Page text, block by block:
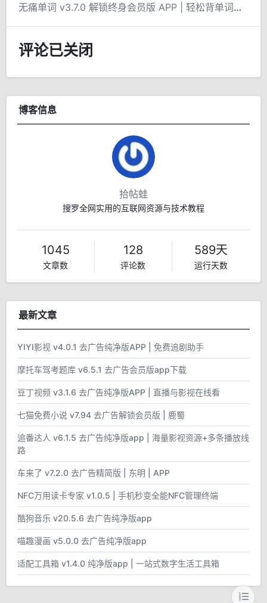
无痛单词 v3.7.0 解锁终身会员版 APP | 轻松背单词的新方式
评论已关闭
博客信息
拾帖蛙
搜罗全网实用的互联网资源与技术教程
1045
文章数
128
评论数
589天
运行天数
最新文章
YIYI影视 v4.0.1 去广告纯净版APP | 免费追剧助手
摩托车驾考题库 v6.5.1 去广告会员版app下载
豆丁视频 v3.1.6 去广告纯净版APP | 直播与影视在线看
七猫免费小说 v7.94 去广告解锁会员版 | 鹿蜀
追番达人 v6.1.5 去广告纯净版app | 海量影视资源+多条播放线
路
车来了 v7.2.0 去广告精简版 | 东明 | APP
NFC万用读卡专家 v1.0.5 | 手机秒变全能NFC管理终端
酷狗音乐 v20.5.6 去广告纯净版app
喵趣漫画 v5.0.0 去广告纯净版app
适配工具箱 v1.4.0 纯净版app | 一站式数字生活工具箱